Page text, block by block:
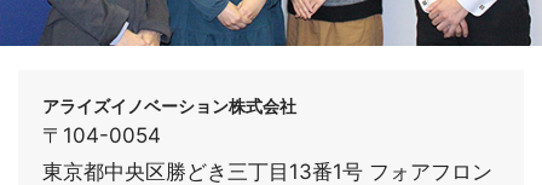
アライズイノベーション株式会社
〒104-0054
東京都中央区勝どき三丁目13番1号 フォアフロン